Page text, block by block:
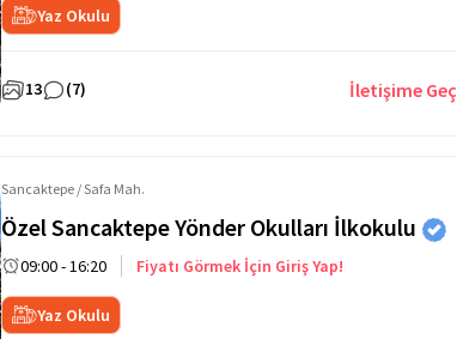
Yaz Okulu
13 (7) İletişime Geç
Sancaktepe / Safa Mah.
Özel Sancaktepe Yönder Okulları İlkokulu
09:00 - 16:20 Fiyatı Görmek İçin Giriş Yap!
Yaz Okulu